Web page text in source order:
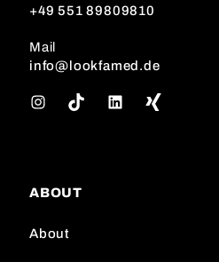
+49 551 89809810
Mail
info@lookfamed.de
g
a
ABOUT
About